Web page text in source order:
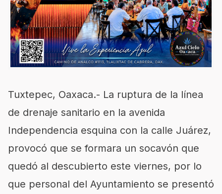
Tuxtepec, Oaxaca.- La ruptura de la línea
de drenaje sanitario en la avenida
Independencia esquina con la calle Juárez,
provocó que se formara un socavón que
quedó al descubierto este viernes, por lo
que personal del Ayuntamiento se presentó